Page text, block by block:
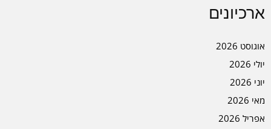
ארכיונים
אוגוסט 2026
יולי 2026
יוני 2026
מאי 2026
אפריל 2026